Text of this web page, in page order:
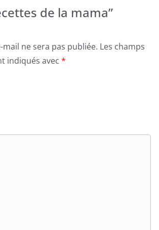
de la mama”
ne sera pas publiée. Les champs
indiqués avec *